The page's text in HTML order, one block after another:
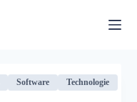
Software Technologie